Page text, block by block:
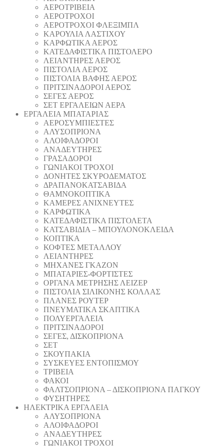
ΑΕΡΟΤΡΙΒΕΙΑ
ΑΕΡΟΤΡΟΧΟΙ
ΑΕΡΟΤΡΟΧΟΙ ΦΛΕΞΙΜΠΛ
ΚΑΡΟΥΛΙΑ ΛΑΣΤΙΧΟΥ
ΚΑΡΦΩΤΙΚΑ ΑΕΡΟΣ
ΚΑΤΕΔΑΦΙΣΤΙΚΑ ΠΙΣΤΟΛΕΡΟ
ΛΕΙΑΝΤΗΡΕΣ ΑΕΡΟΣ
ΠΙΣΤΟΛΙΑ ΑΕΡΟΣ
ΠΙΣΤΟΛΙΑ ΒΑΦΗΣ ΑΕΡΟΣ
ΠΡΙΤΣΙΝΑΔΟΡΟΙ ΑΕΡΟΣ
ΣΕΓΕΣ ΑΕΡΟΣ
ΣΕΤ ΕΡΓΑΛΕΙΩΝ ΑΕΡΑ
ΕΡΓΑΛΕΙΑ ΜΠΑΤΑΡΙΑΣ
AEΡΟΣΥΜΠΙΕΣΤΕΣ
AΛΥΣΟΠΡΙΟΝΑ
ΑΛΟΙΦΑΔOΡΟI
ΑΝΑΔΕΥΤΗΡΕΣ
ΓΡΑΣΑΔΟΡΟΙ
ΓΩΝΙΑΚΟΙ ΤΡΟΧΟΙ
ΔΟΝΗΤΕΣ ΣΚΥΡΟΔΕΜΑΤΟΣ
ΔΡΑΠΑΝΟΚΑΤΣΑΒΙΔΑ
ΘAΜΝΟΚΟΠΤΙΚΑ
ΚΑΜΕΡΕΣ ΑΝΙΧΝΕΥΤΕΣ
ΚΑΡΦΩΤΙΚΑ
ΚΑΤΕΔΑΦΙΣΤΙΚΑ ΠΙΣΤΟΛΕΤΑ
ΚΑΤΣΑΒΙΔΙΑ – ΜΠΟΥΛΟΝΟΚΛΕΙΔΑ
ΚΟΠΤΙΚA
ΚΟΦΤΕΣ ΜΕΤΑΛΛΟΥ
ΛΕΙΑΝΤΗΡEΣ
ΜΗΧΑΝΕΣ ΓΚΑΖΟΝ
ΜΠΑΤΑΡΙΕΣ-ΦΟΡΤΙΣΤΕΣ
ΟΡΓΑΝΑ ΜΕΤΡΗΣΗΣ ΛΕΙΖΕΡ
ΠΙΣΤΟΛΙA ΣΙΛΙΚΟΝΗΣ ΚΟΛΛΑΣ
ΠΛΑΝΕΣ ΡΟΥΤΕΡ
ΠΝΕΥΜΑΤΙΚΑ ΣΚΑΠΤΙΚΑ
ΠΟΛΥΕΡΓΑΛΕΙΑ
ΠΡΙΤΣΙΝΑΔΟΡΟΙ
ΣΕΓΕΣ, ΔΙΣΚΟΠΡΙΟΝΑ
ΣΕΤ
ΣΚΟΥΠΑΚΙΑ
ΣΥΣΚΕΥΕΣ ΕΝΤΟΠΙΣΜΟΥ
ΤΡΙΒΕΙΑ
ΦΑΚΟΙ
ΦΑΛΤΣΟΠΡΙΟΝΑ – ΔΙΣΚΟΠΡΙΟΝΑ ΠΑΓΚΟΥ
ΦΥΣΗΤΗΡΕΣ
ΗΛΕΚΤΡΙΚΑ ΕΡΓΑΛΕΙΑ
AΛΥΣΟΠΡΙΟΝΑ
ΑΛΟΙΦΑΔOΡΟI
ΑΝΑΔΕΥΤΗΡΕΣ
ΓΩΝΙΑΚΟΙ ΤΡΟΧΟΙ